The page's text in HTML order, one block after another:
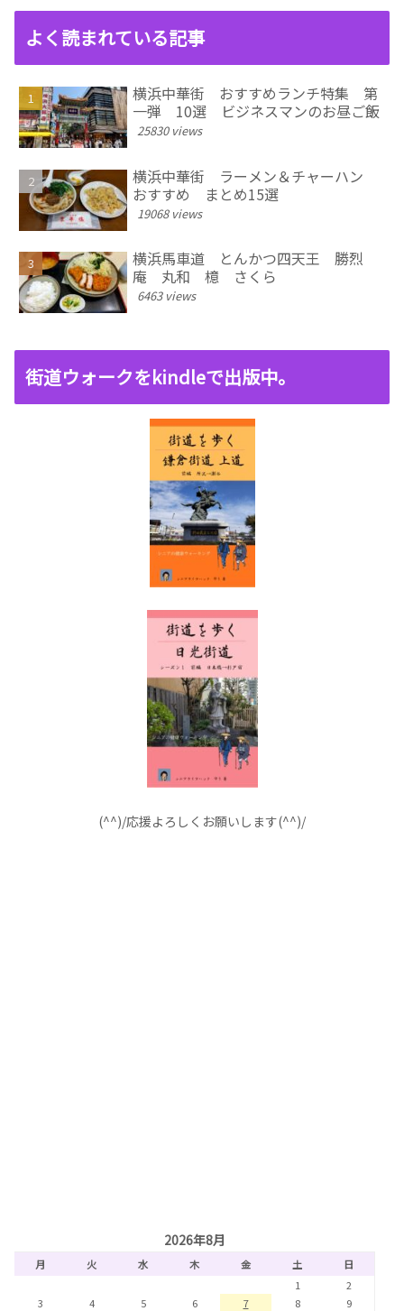
よく読まれている記事
横浜中華街 おすすめランチ特集 第
一弾 10選 ビジネスマンのお昼ご飯
25830 views
横浜中華街 ラーメン＆チャーハン
おすすめ まとめ15選
19068 views
横浜馬車道 とんかつ四天王 勝烈
庵 丸和 檍 さくら
6463 views
街道ウォークをkindleで出版中。
(^^)/応援よろしくお願いします(^^)/
2026年8月
月 火 水 木 金 土
日
1
2
3
4 5 6 7 8
9